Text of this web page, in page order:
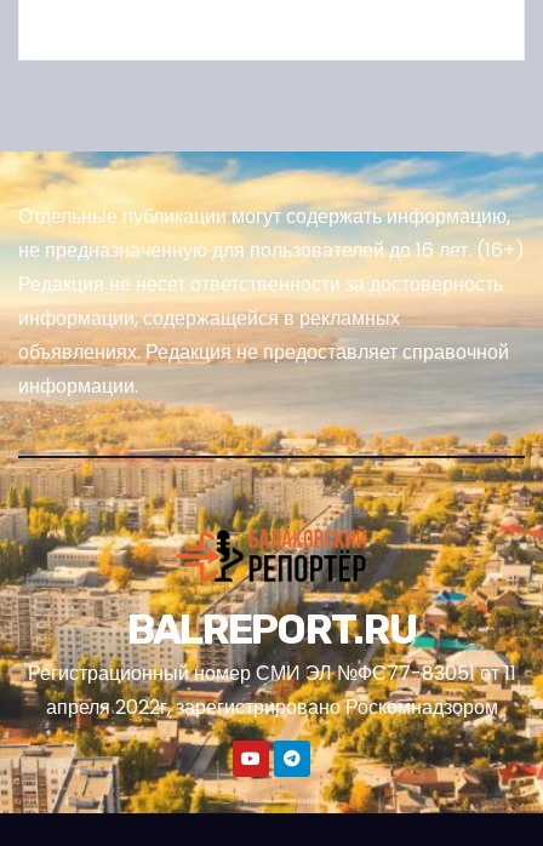
Отдельные публикации могут содержать информацию,
не предназначенную для пользователей до 16 лет. (16+)
Редакция не несет ответственности за достоверность
информации, содержащейся в рекламных
объявлениях. Редакция не предоставляет справочной
информации.
BALREPORT.RU
Регистрационный номер СМИ ЭЛ №ФС77-83051 от 11
апреля 2022г, зарегистрировано Роскомнадзором